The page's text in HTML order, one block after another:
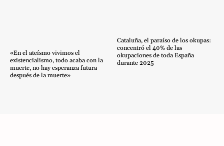
«En el ateísmo vivimos el
existencialismo, todo acaba con la
muerte, no hay esperanza futura
después de la muerte»
Cataluña, el paraíso de los okupas:
concentró el 40% de las
okupaciones de toda España
durante 2025